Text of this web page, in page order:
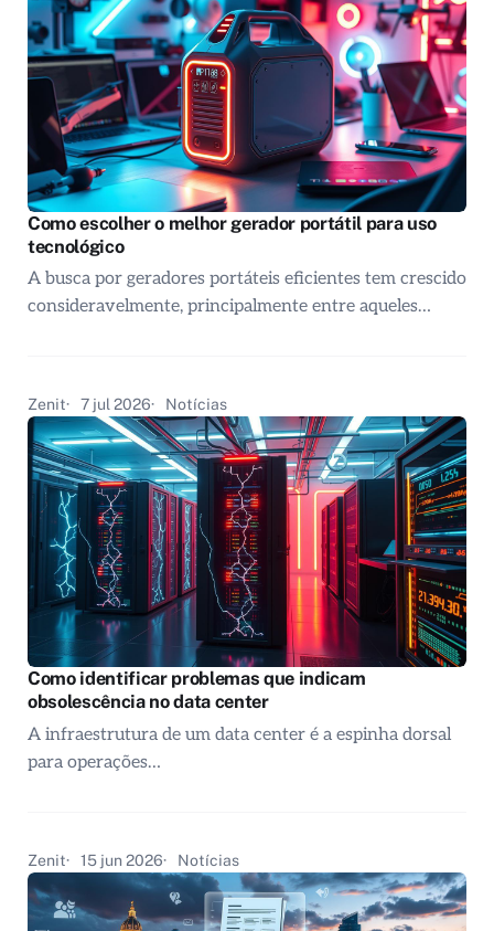
Como escolher o melhor gerador portátil para uso
tecnológico
A busca por geradores portáteis eficientes tem crescido
consideravelmente, principalmente entre aqueles…
Zenit 7 jul 2026 Notícias
Como identificar problemas que indicam
obsolescência no data center
A infraestrutura de um data center é a espinha dorsal
para operações…
Zenit 15 jun 2026 Notícias